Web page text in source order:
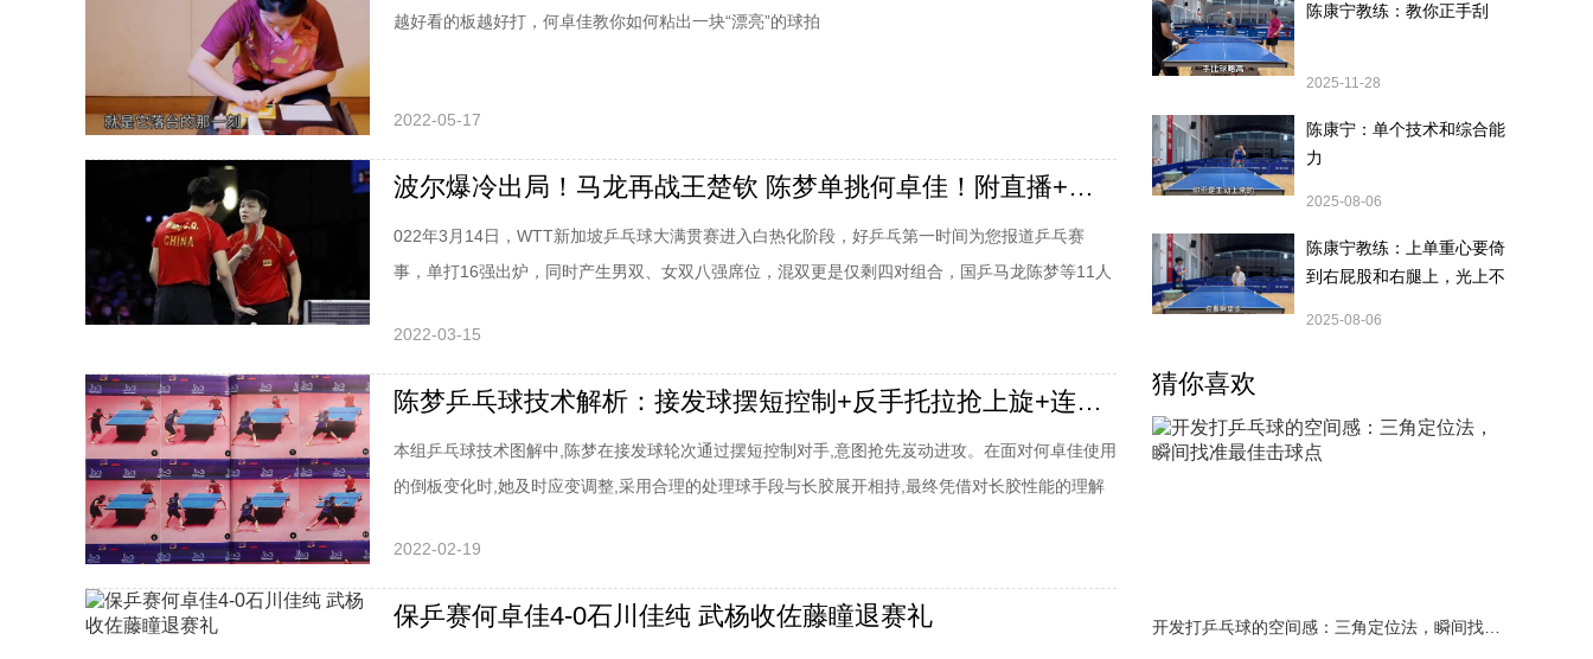
越好看的板越好打，何卓佳教你如何粘出一块“漂亮”的球拍
2022-05-17
波尔爆冷出局！马龙再战王楚钦 陈梦单挑何卓佳！附直播+赛程表
022年3月14日，WTT新加坡乒乓球大满贯赛进入白热化阶段，好乒乓第一时间为您报道乒乓赛
事，单打16强出炉，同时产生男双、女双八强席位，混双更是仅剩四对组合，国乒马龙陈梦等11人
赛战况，女单第二轮，奥运冠军陈梦迎战代表新加坡出战的曾尖，陈梦在先丢1局的情况下，连扳3
局成功逆转。何卓佳与加拿大的张默在前两局战
2022-03-15
陈梦乒乓球技术解析：接发球摆短控制+反手托拉抢上旋+连续发力打中间
本组乒乓球技术图解中,陈梦在接发球轮次通过摆短控制对手,意图抢先岌动进攻。在面对何卓佳使用
的倒板变化时,她及时应变调整,采用合理的处理球手段与长胶展开相持,最终凭借对长胶性能的理解
求如何摆短:微立板形,触球时迅速借力并制动如图,陈梦使用相对稳定的平站位处理接发球,因为她的
后手能力很强,所以并没有急于在接发球环节拼
2022-02-19
保乒赛何卓佳4-0石川佳纯 武杨收佐藤瞳退赛礼
陈康宁教练：教你正手刮
2025-11-28
陈康宁：单个技术和综合能
力
2025-08-06
陈康宁教练：上单重心要倚
到右屁股和右腿上，光上不
2025-08-06
猜你喜欢